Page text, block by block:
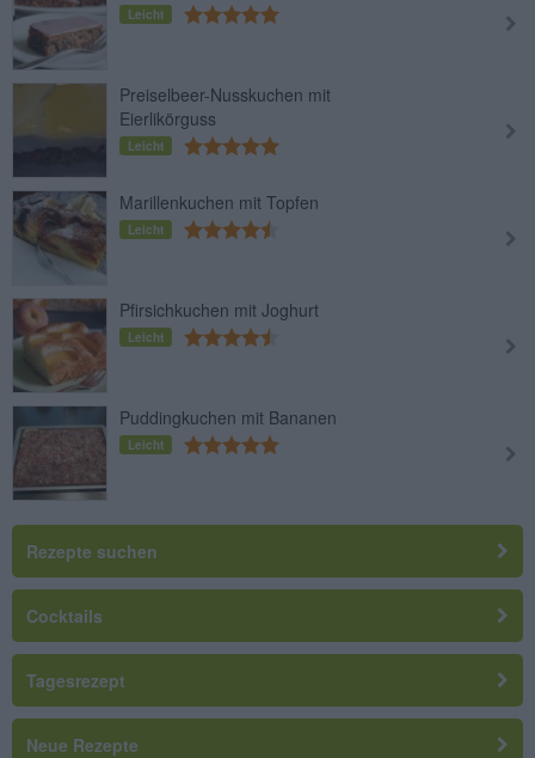
Leicht
Preiselbeer-Nusskuchen mit
Eierlikörguss
Leicht
Marillenkuchen mit Topfen
Leicht
Pfirsichkuchen mit Joghurt
Leicht
Puddingkuchen mit Bananen
Leicht
Rezepte suchen
Cocktails
Tagesrezept
Neue Rezepte